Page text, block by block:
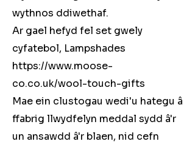
wythnos ddiwethaf.
Ar gael hefyd fel set gwely
cyfatebol, Lampshades
https://www.moose-
co.co.uk/wool-touch-gifts
Mae ein clustogau wedi'u hategu â
ffabrig llwydfelyn meddal sydd â'r
un ansawdd â'r blaen, nid cefn